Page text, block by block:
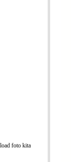
foto kita